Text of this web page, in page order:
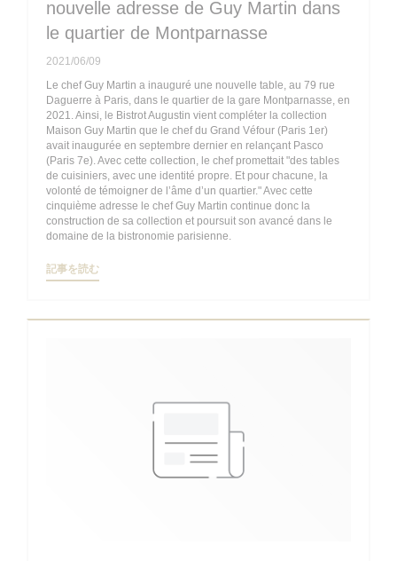
nouvelle adresse de Guy Martin dans
le quartier de Montparnasse
2021/06/09
Le chef Guy Martin a inauguré une nouvelle table, au 79 rue
Daguerre à Paris, dans le quartier de la gare Montparnasse, en
2021. Ainsi, le Bistrot Augustin vient compléter la collection
Maison Guy Martin que le chef du Grand Véfour (Paris 1er)
avait inaugurée en septembre dernier en relançant Pasco
(Paris 7e). Avec cette collection, le chef promettait "des tables
de cuisiniers, avec une identité propre. Et pour chacune, la
volonté de témoigner de l’âme d’un quartier." Avec cette
cinquième adresse le chef Guy Martin continue donc la
construction de sa collection et poursuit son avancé dans le
domaine de la bistronomie parisienne.
記事を読む((新しいウィンドウで開きます))